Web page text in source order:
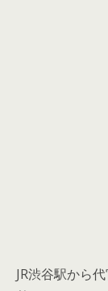
JR渋谷駅から